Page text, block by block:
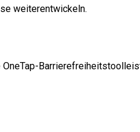
weiterentwickeln.